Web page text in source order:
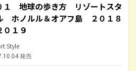
１ 地球の歩き方 リゾートスタ
ホノルル＆オアフ島 ２０１８
０１９
Style
発売